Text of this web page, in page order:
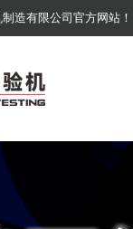
造有限公司官方网站！